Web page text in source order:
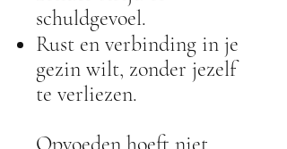
schuldgevoel.
Rust en verbinding in je
gezin wilt, zonder jezelf
te verliezen.